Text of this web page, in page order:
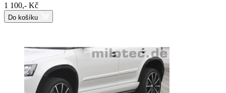
1 100,- Kč
Do košíku